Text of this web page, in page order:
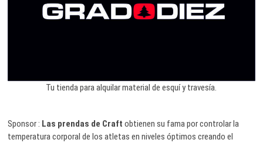
Tu tienda para alquilar material de esquí y travesía.
Sponsor : Las prendas de Craft obtienen su fama por controlar la
temperatura corporal de los atletas en niveles óptimos creando el